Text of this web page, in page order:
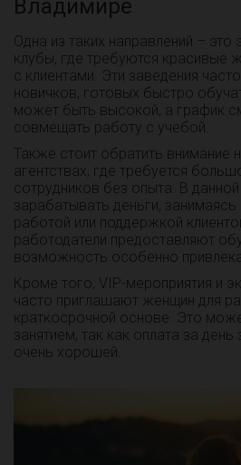
Владимире
Одна из таких направлений – это
клубы, где требуются красивые
с клиентами. Эти заведения
новичков, готовых быстро
может быть высокой, а график
совмещать работу с учебой.
Также стоит обратить внимание
агентствах, где требуется
сотрудников без опыта. В
зарабатывать деньги,
работой или поддержкой
работодатели предоставляют
возможность особенно
Кроме того, VIP-мероприятия и
часто приглашают женщин для
краткосрочной основе. Это
занятием, так как оплата за
очень хорошей.